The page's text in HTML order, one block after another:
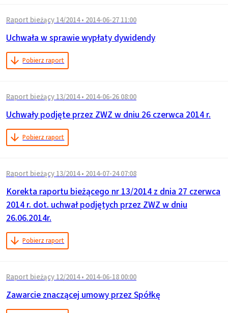
Raport bieżący 14/2014 • 2014-06-27 11:00
Uchwała w sprawie wypłaty dywidendy
Pobierz raport
Raport bieżący 13/2014 • 2014-06-26 08:00
Uchwały podjęte przez ZWZ w dniu 26 czerwca 2014 r.
Pobierz raport
Raport bieżący 13/2014 • 2014-07-24 07:08
Korekta raportu bieżącego nr 13/2014 z dnia 27 czerwca
2014 r. dot. uchwał podjętych przez ZWZ w dniu
26.06.2014r.
Pobierz raport
Raport bieżący 12/2014 • 2014-06-18 00:00
Zawarcie znaczącej umowy przez Spółkę